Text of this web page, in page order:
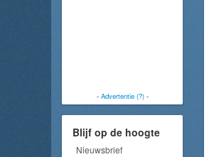
- Advertentie (?)-
Blijf op de hoogte
Nieuwsbrief